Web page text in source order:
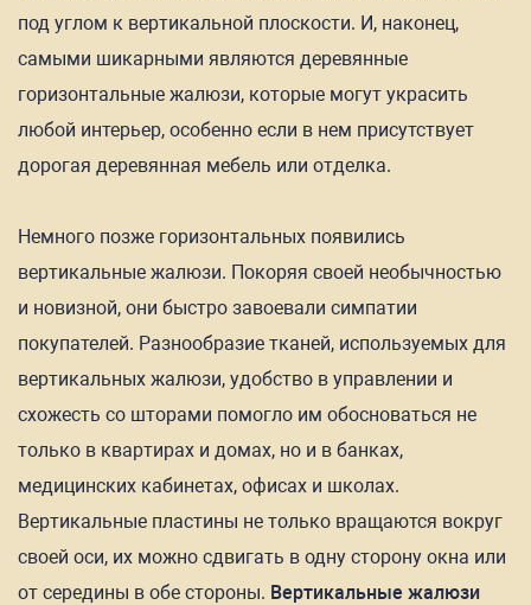
под углом к вертикальной плоскости. И, наконец,
самыми шикарными являются деревянные
горизонтальные жалюзи, которые могут украсить
любой интерьер, особенно если в нем присутствует
дорогая деревянная мебель или отделка.
Немного позже горизонтальных появились
вертикальные жалюзи. Покоряя своей необычностью
и новизной, они быстро завоевали симпатии
покупателей. Разнообразие тканей, используемых для
вертикальных жалюзи, удобство в управлении и
схожесть со шторами помогло им обосноваться не
только в квартирах и домах, но и в банках,
медицинских кабинетах, офисах и школах.
Вертикальные пластины не только вращаются вокруг
своей оси, их можно сдвигать в одну сторону окна или
от середины в обе стороны. Вертикальные жалюзи